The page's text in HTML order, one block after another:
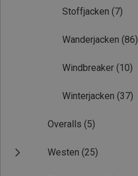
Stoffjacken (7)
Wanderjacken (86)
Windbreaker (10)
Winterjacken (37)
Overalls (5)
Westen (25)